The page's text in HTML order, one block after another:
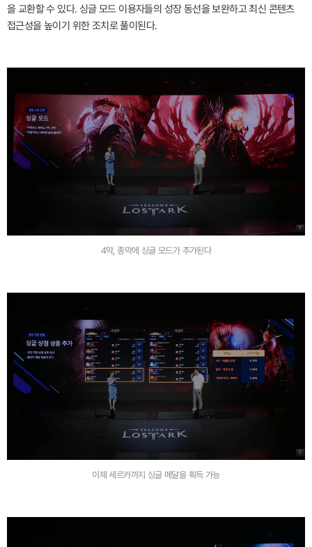
을 교환할 수 있다. 싱글 모드 이용자들의 성장 동선을 보완하고 최신 콘텐츠
접근성을 높이기 위한 조치로 풀이된다.
4막, 종막에 싱글 모드가 추가된다
이제 세르카까지 싱글 메달을 획득 가능